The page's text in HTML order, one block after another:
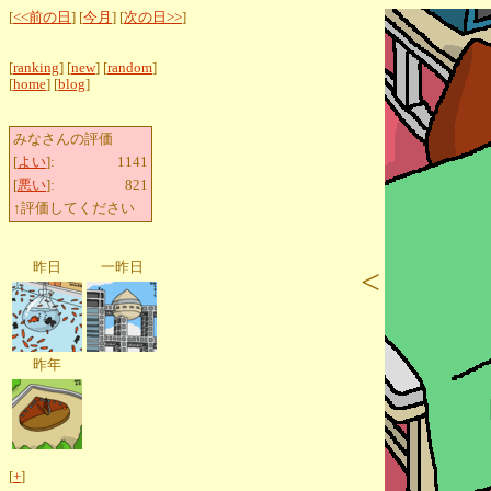
[<<前の日 ] [今月 ] [次の日>>]
[ranking] [new] [random]
[home] [blog]
みなさんの評価
[よい]:
1141
[悪い]:
821
↑評価してください
昨日 一昨日
昨年
[+]
<